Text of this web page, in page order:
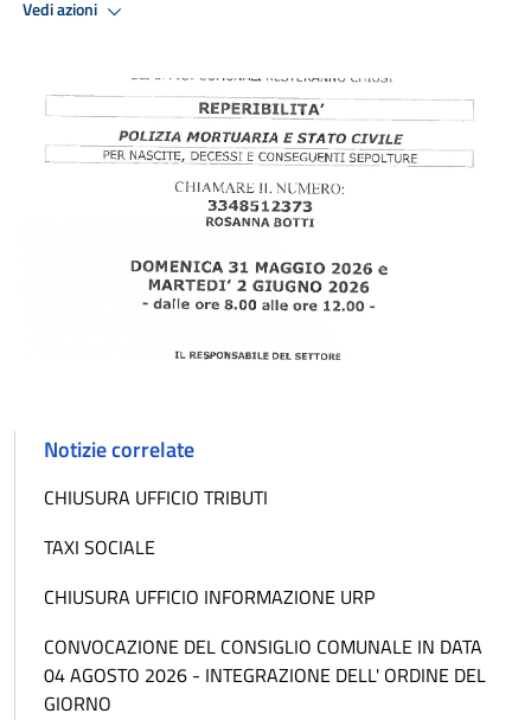
Vedi azioni
Notizie correlate
CHIUSURA UFFICIO TRIBUTI
TAXI SOCIALE
CHIUSURA UFFICIO INFORMAZIONE URP
CONVOCAZIONE DEL CONSIGLIO COMUNALE IN DATA
04 AGOSTO 2026 - INTEGRAZIONE DELL' ORDINE DEL
GIORNO